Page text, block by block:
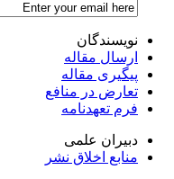
نویسندگان
ارسال مقاله
پیگیری مقاله
تعارض در منافع
فرم تعهدنامه
دبیران علمی
منابع اخلاق نشر